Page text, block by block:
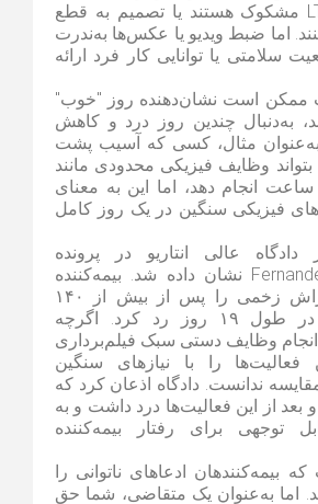
صحت ادعای LTD مشکوک هستند یا تصمیم به قطع
کنند. اما ضبط ویدیو یا عکس‌ها به‌ندرت
سلامتی یا توانایی کار فرد ارائه
ممکن است نشان‌دهنده روز "خوب"
به‌دنبال چندین روز درد و کاهش
به‌عنوان مثال، کسی که آسیب پشت
وظایف فیزیکی محدودی مانند
ساعت انجام دهد، اما این به معنای
فیزیکی سنگین در یک روز کامل
عالی انتاریو در پرونده
Fernandes v. Penncorp نشان داده شد. بیمه‌کننده
ادعای یک آجرتراش زخمی را پس از بیش از ۱۴۰
ساعت نظارت در طول ۱۹ روز رد کرد. اگرچه
وظایف دستی سبک فیلم‌برداری
فعالیت‌ها را با نیازهای سنگین
ندانست. دادگاه اذعان کرد که
از این فعالیت‌ها درد داشت و به
توجهی برای رفتار بیمه‌کننده
بیمه‌کنندهان ادعاهای ناتوانی را
اما به‌عنوان یک متقاضی، شما حق